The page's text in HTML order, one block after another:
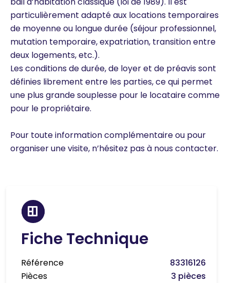
particulièrement adapté aux locations temporaires
de moyenne ou longue durée (séjour professionnel,
mutation temporaire, expatriation, transition entre
deux logements, etc.).
Les conditions de durée, de loyer et de préavis sont
définies librement entre les parties, ce qui permet
une plus grande souplesse pour le locataire comme
pour le propriétaire.
Pour toute information complémentaire ou pour
organiser une visite, n’hésitez pas à nous contacter.
Fiche Technique
Référence
83316126
Pièces
3 pièces